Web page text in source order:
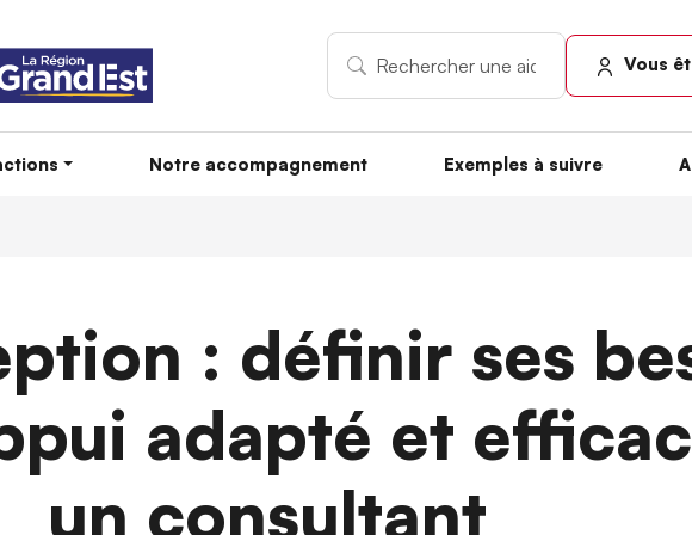
Vous
Notre accompagnement Exemples à suivre
: définir ses
adapté et
un consultant